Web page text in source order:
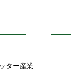
ター産業